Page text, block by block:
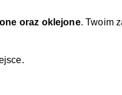
oraz oklejone. Twoim